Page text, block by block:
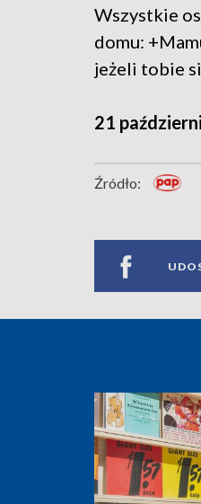
Wszystkie
domu:
jeżeli tobie
21
Źródło: